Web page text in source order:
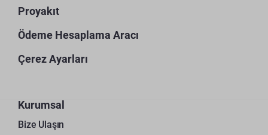
Proyakıt
Ödeme Hesaplama Aracı
Çerez Ayarları
Kurumsal
Bize Ulaşın